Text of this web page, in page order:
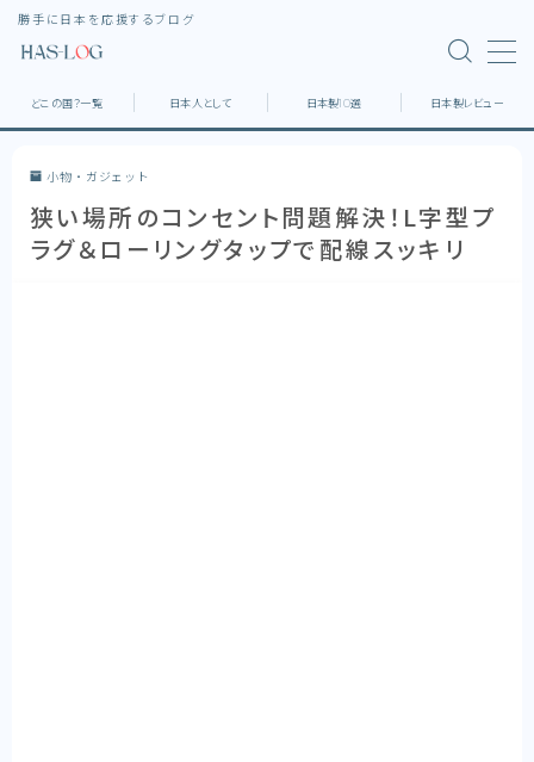
勝手に日本を応援するブログ
どこの国？一覧
どこの国？一覧 日本人として 日本製10選 日本製レビュー
小物・ガジェット
狭い場所のコンセント問題解決！L字型プ
ラグ＆ローリングタップで配線スッキリ